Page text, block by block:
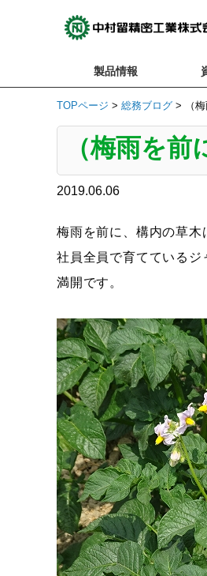
製品情報
TOPページ > 総務ブログ > （
（梅雨を
2019.06.06
梅雨を前に、構内の草木
社員全員で育てている
満開です。